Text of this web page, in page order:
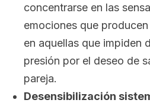
concentrarse en las
emociones que
en aquellas que impiden
presión por el deseo de
pareja.
Desensibilización